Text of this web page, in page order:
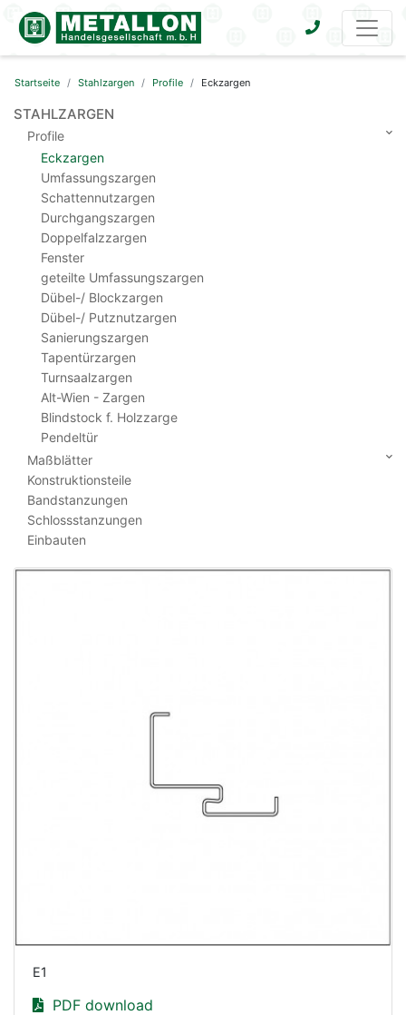
Startseite Stahlzargen Profile Eckzargen
STAHLZARGEN
Profile
Eckzargen
Umfassungszargen
Schattennutzargen
Durchgangszargen
Doppelfalzzargen
Fenster
geteilte Umfassungszargen
Dübel-/ Blockzargen
Dübel-/ Putznutzargen
Sanierungszargen
Tapentürzargen
Turnsaalzargen
Alt-Wien - Zargen
Blindstock f. Holzzarge
Pendeltür
Maßblätter
Konstruktionsteile
Bandstanzungen
Schlossstanzungen
Einbauten
E1
PDF download